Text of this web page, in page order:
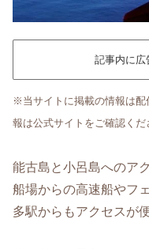
記事内に広
※当サイトに掲載の情報は配
報は公式サイトをご確認くだ
能古島と小呂島へのア
船場からの高速船やフ
多駅からもアクセスが便